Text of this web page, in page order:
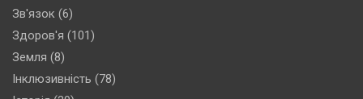
Зв'язок (6)
Здоров'я (101)
Земля (8)
Інклюзивність (78)